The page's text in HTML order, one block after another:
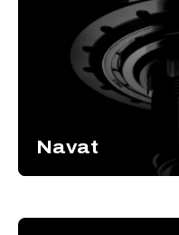
Navat